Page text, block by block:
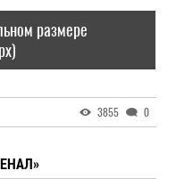
размере
3855 0